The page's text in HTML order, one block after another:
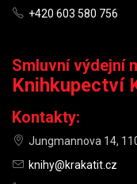
+420 603 580 756
Smluvní výdejní
Knihkupectví
Kontakty:
Jungmannova 14,
knihy@krakatit.cz